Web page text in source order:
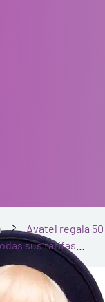
Avatel regala 50
sus tarifas